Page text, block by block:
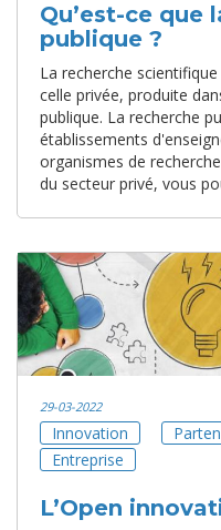
Qu’est-ce que
publique ?
La recherche
celle privée, produite
publique. La recherche
établissements
organismes de
du secteur privé, vous
29-03-2022
Innovation
Entreprise
L’Open